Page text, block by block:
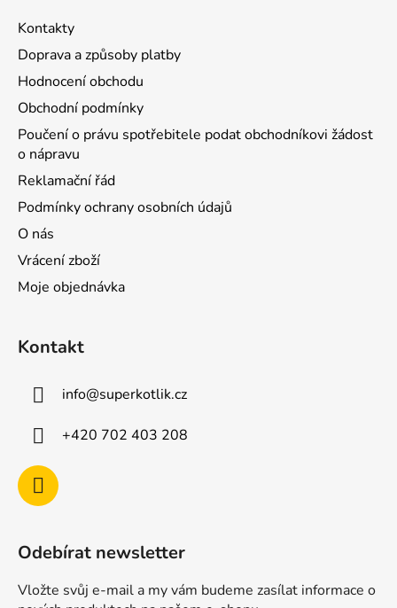
Kontakty
Doprava a způsoby platby
Hodnocení obchodu
Obchodní podmínky
Poučení o právu spotřebitele podat obchodníkovi žádost
o nápravu
Reklamační řád
Podmínky ochrany osobních údajů
O nás
Vrácení zboží
Moje objednávka
Kontakt
info@superkotlik.cz
+420 702 403 208
Odebírat newsletter
Vložte svůj e-mail a my vám budeme zasílat informace o